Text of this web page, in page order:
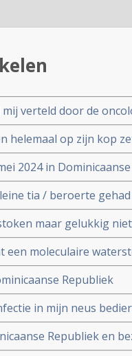
verteld door de
dat ik nog maximaal
helemaal op zijn kop
2024 in
tia / beroerte
maar gelukkig
moleculaire
in met name
Republiek
in mijn neus
Republiek en